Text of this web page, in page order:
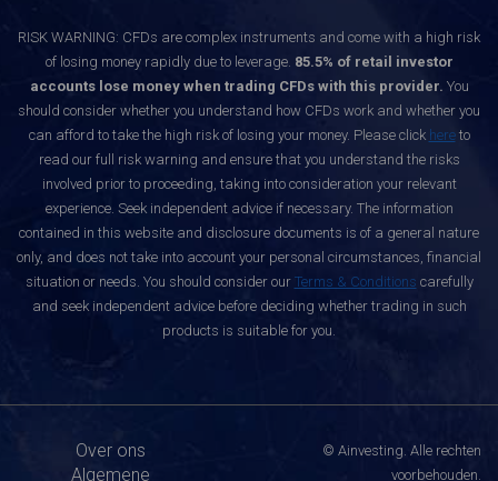
RISK WARNING: CFDs are complex instruments and come with a high risk
of losing money rapidly due to leverage. 85.5% of retail investor
accounts lose money when trading CFDs with this provider. You
should consider whether you understand how CFDs work and whether you
can afford to take the high risk of losing your money. Please click hereto
read our full risk warning and ensure that you understand the risks
involved prior to proceeding, taking into consideration your relevant
experience. Seek independent advice if necessary. The information
contained in this website and disclosure documents is of a general nature
only, and does not take into account your personal circumstances, financial
situation or needs. You should consider our Terms & Conditions carefully
and seek independent advice before deciding whether trading in such
products is suitable for you.
Over ons
Algemene
© Ainvesting. Alle rechten
voorbehouden.